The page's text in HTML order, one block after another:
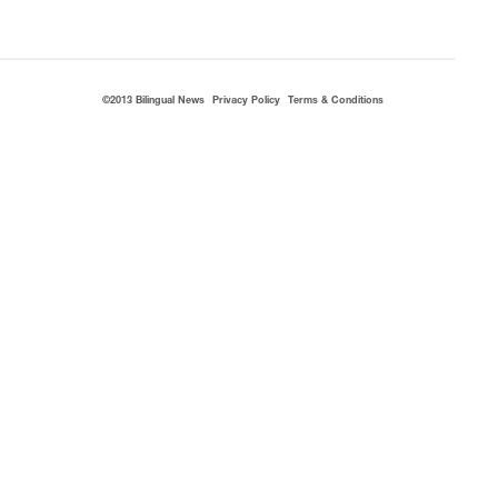
©2013 Bilingual News Privacy Policy Terms & Conditions